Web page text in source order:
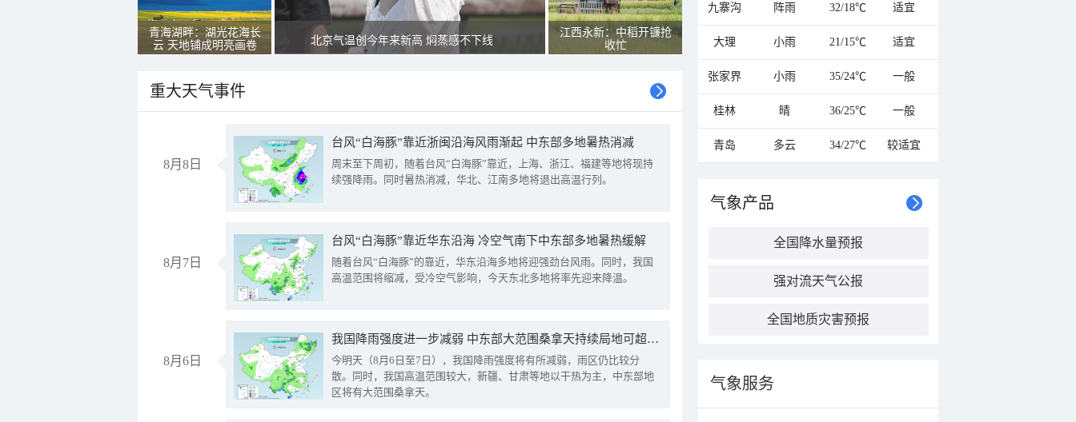
青海湖畔：湖光花海长
云 天地铺成明亮画卷
北京气温创今年来新高 焖蒸感不下线
江西永新：中稻开镰抢
收忙
重大天气事件
8月8日
台风“白海豚”靠近浙闽沿海风雨渐起 中东部多地暑热消减
周末至下周初，随着台风“白海豚”靠近，上海、浙江、福建等地将现持
续强降雨。同时暑热消减，华北、江南多地将退出高温行列。
8月7日
台风“白海豚”靠近华东沿海 冷空气南下中东部多地暑热缓解
随着台风“白海豚”的靠近，华东沿海多地将迎强劲台风雨。同时，我国
高温范围将缩减，受冷空气影响，今天东北多地将率先迎来降温。
8月6日
我国降雨强度进一步减弱 中东部大范围桑拿天持续局地可超38℃
今明天（8月6日至7日），我国降雨强度将有所减弱，雨区仍比较分
散。同时，我国高温范围较大，新疆、甘肃等地以干热为主，中东部地
区将有大范围桑拿天。
九寨沟 阵雨 32/18℃ 适宜
大理 小雨 21/15℃ 适宜
张家界 小雨 35/24℃ 一般
桂林 晴 36/25℃ 一般
青岛 多云 34/27℃ 较适宜
气象产品
全国降水量预报
强对流天气公报
全国地质灾害预报
气象服务